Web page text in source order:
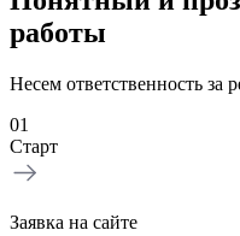
работы
Несем ответственность за
01
Старт
Заявка на сайте